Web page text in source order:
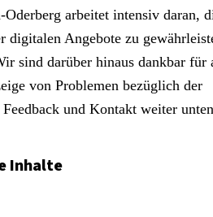
arbeitet intensiv daran,
digitalen Angebote zu
sind darüber hinaus dankbar für
von Problemen bezüglich der
und Kontakt weiter
Inhalte